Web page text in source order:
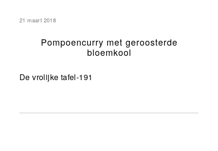
21 maart 2018
Pompoencurry met geroosterde
bloemkool
De vrolijke tafel-191